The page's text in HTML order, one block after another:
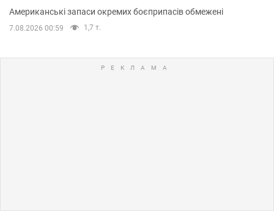
Американські запаси окремих боєприпасів обмежені
7.08.2026 00:59 1,7 т.